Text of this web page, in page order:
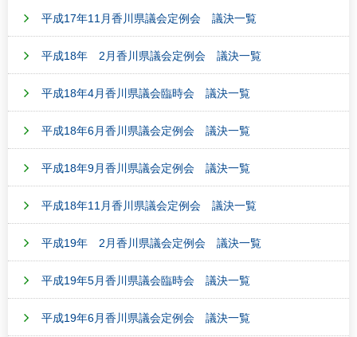
平成17年11月香川県議会定例会 議決一覧
平成18年 2月香川県議会定例会 議決一覧
平成18年4月香川県議会臨時会 議決一覧
平成18年6月香川県議会定例会 議決一覧
平成18年9月香川県議会定例会 議決一覧
平成18年11月香川県議会定例会 議決一覧
平成19年 2月香川県議会定例会 議決一覧
平成19年5月香川県議会臨時会 議決一覧
平成19年6月香川県議会定例会 議決一覧